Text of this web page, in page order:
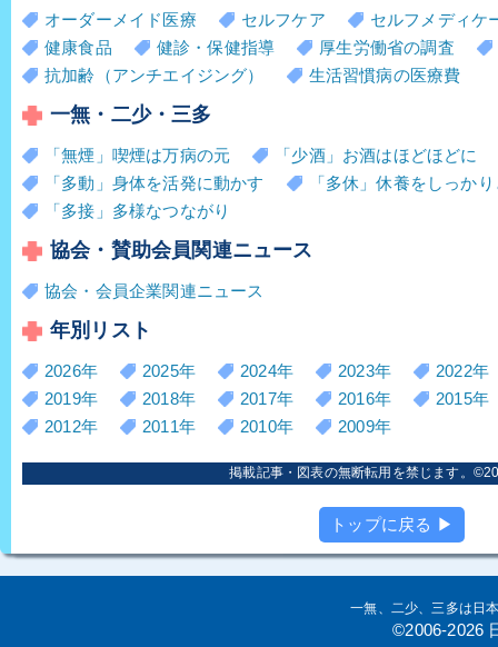
オーダーメイド医療 セルフケア
セルフメディケ
健康食品
健診・保健指導
厚生労働省の調査
抗加齢（アンチエイジング）
生活習慣病の医療費
一無・二少・三多
「無煙」喫煙は万病の元
「少酒」お酒はほどほどに
「多動」身体を活発に動かす
「多休」休養をしっか
「多接」多様なつながり
協会・賛助会員関連ニュース
協会・会員企業関連ニュース
年別リスト
2026年 2025年 2024年 2023年
2022年
2019年
2018年 2017年 2016年
2015年
2012年
2011年 2010年 2009年
掲載記事・図表の無断転用を禁じます。
トップに戻る ▶
一無、二少、三多は日
©2006-2026